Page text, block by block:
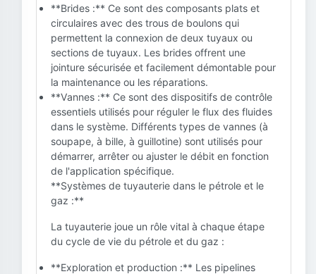
**Brides :** Ce sont des composants plats et
circulaires avec des trous de boulons qui
permettent la connexion de deux tuyaux ou
sections de tuyaux. Les brides offrent une
jointure sécurisée et facilement démontable pour
la maintenance ou les réparations.
**Vannes :** Ce sont des dispositifs de contrôle
essentiels utilisés pour réguler le flux des fluides
dans le système. Différents types de vannes (à
soupape, à bille, à guillotine) sont utilisés pour
démarrer, arrêter ou ajuster le débit en fonction
de l'application spécifique.
**Systèmes de tuyauterie dans le pétrole et le
gaz :**
La tuyauterie joue un rôle vital à chaque étape
du cycle de vie du pétrole et du gaz :
**Exploration et production :** Les pipelines